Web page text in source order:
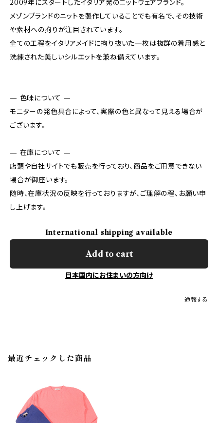
2009年にスタートしたイタリア発のニットウェアブランド。
メゾンブランドのニットを製作していることでも有名で、その技術
や素材への拘りが注目されています。
全ての工程をイタリアメイドに拘り抜いた一枚は抜群の着用感と
洗練された美しいシルエットを兼ね備えています。
— 色味について —
モニターの発色具合によって、実際の色と異なって見える場合が
ございます。
— 在庫について —
店頭や自社サイトでも販売を行っており、商品をご用意できない
場合が御座います。
随時、在庫状況の反映を行っておりますが、ご理解の程、お願い申
し上げます。
International shipping available
Add to cart
日本国内にお住まいの方向け
通報する
最近チェックした商品